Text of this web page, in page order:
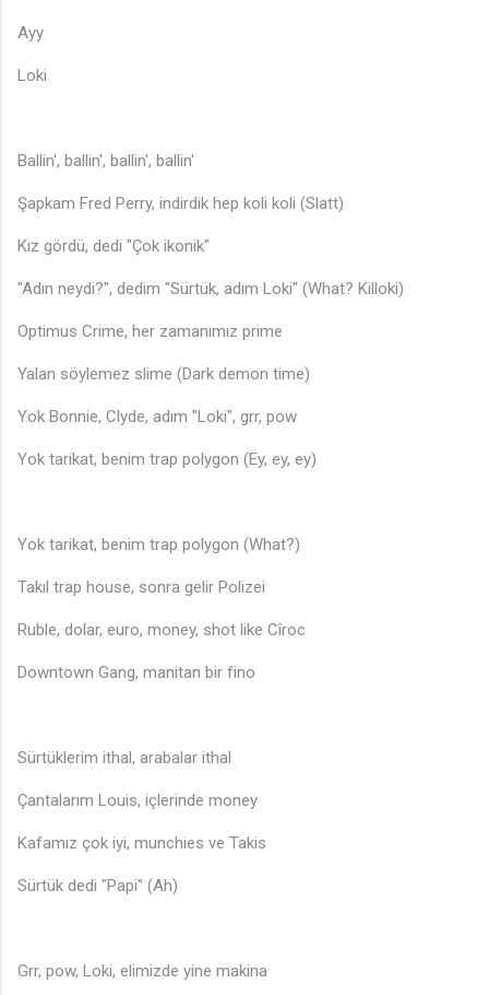
Ayy
Loki
Ballin', ballin', ballin', ballin'
Şapkam Fred Perry, indirdik hep koli koli (Slatt)
Kız gördü, dedi "Çok ikonik"
"Adın neydi?", dedim "Sürtük, adım Loki" (What? Killoki)
Optimus Crime, her zamanımız prime
Yalan söylemez slime (Dark demon time)
Yok Bonnie, Clyde, adım "Loki", grr, pow
Yok tarikat, benim trap polygon (Ey, ey, ey)
Yok tarikat, benim trap polygon (What?)
Takıl trap house, sonra gelir Polizei
Ruble, dolar, euro, money, shot like Cîroc
Downtown Gang, manitan bir fino
Sürtüklerim ithal, arabalar ithal
Çantalarım Louis, içlerinde money
Kafamız çok iyi, munchies ve Takis
Sürtük dedi "Papi" (Ah)
Grr, pow, Loki, elimizde yine makina
🎵